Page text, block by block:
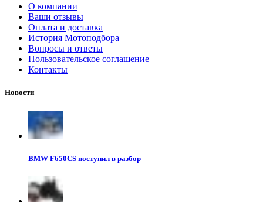
О компании
Ваши отзывы
Оплата и доставка
История Мотоподбора
Вопросы и ответы
Пользовательское соглашение
Контакты
Новости
BMW F650CS поступил в разбор